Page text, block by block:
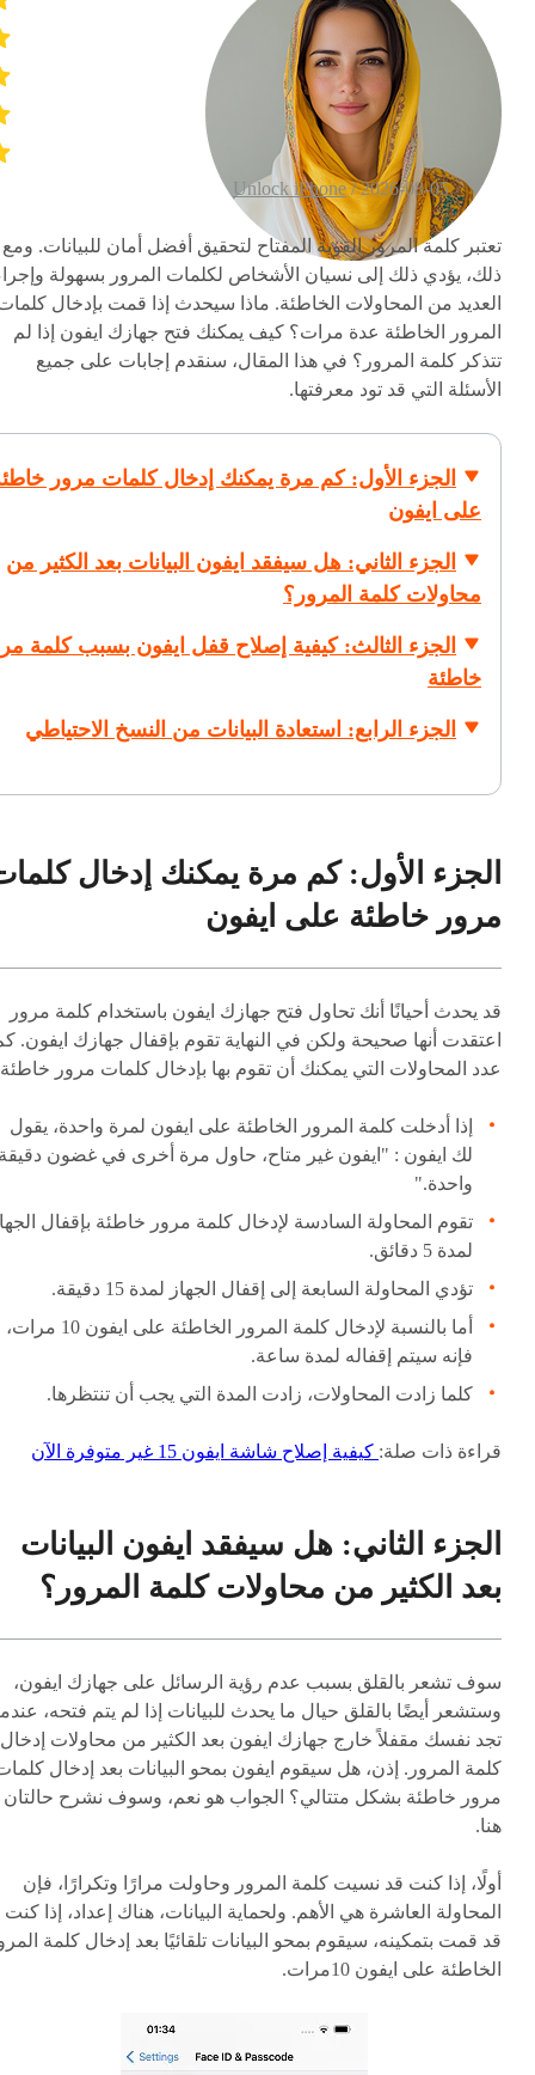
2026-08-05 /
Unlock iPhone
تعتبر كلمة المرور القوية المفتاح لتحقيق أفضل أمان للبيانات. ومع
ذلك، يؤدي ذلك إلى نسيان الأشخاص لكلمات المرور بسهولة
العديد من المحاولات الخاطئة. ماذا سيحدث إذا قمت بإدخال
المرور الخاطئة عدة مرات؟ كيف يمكنك فتح جهازك ايفون إذا لم
تتذكر كلمة المرور؟ في هذا المقال، سنقدم إجابات على جميع
الأسئلة التي قد تود معرفتها.
الجزء الأول: كم مرة يمكنك إدخال كلمات مرور
على ايفون
الجزء الثاني: هل سيفقد ايفون البيانات بعد الكثير من
محاولات كلمة المرور؟
الجزء الثالث: كيفية إصلاح قفل ايفون بسبب كلمة
خاطئة
الجزء الرابع: استعادة البيانات من النسخ الاحتياطي
الجزء الأول: كم مرة يمكنك إدخال
مرور خاطئة على ايفون
قد يحدث أحيانًا أنك تحاول فتح جهازك ايفون باستخدام كلمة مرور
اعتقدت أنها صحيحة ولكن في النهاية تقوم بإقفال جهازك ايفون.
عدد المحاولات التي يمكنك أن تقوم بها بإدخال كلمات مرور
إذا أدخلت كلمة المرور الخاطئة على ايفون لمرة واحدة، يقول
لك ايفون : "ايفون غير متاح، حاول مرة أخرى في غضون
واحدة."
تقوم المحاولة السادسة لإدخال كلمة مرور خاطئة بإقفال
لمدة 5 دقائق.
تؤدي المحاولة السابعة إلى إقفال الجهاز لمدة 15 دقيقة.
أما بالنسبة لإدخال كلمة المرور الخاطئة على ايفون 10 مرات،
فإنه سيتم إقفاله لمدة ساعة.
كلما زادت المحاولات، زادت المدة التي يجب أن تنتظرها.
قراءة ذات صلة: كيفية إصلاح شاشة ايفون 15 غير متوفرة الآن
الجزء الثاني: هل سيفقد ايفون البيانات
بعد الكثير من محاولات كلمة المرور؟
سوف تشعر بالقلق بسبب عدم رؤية الرسائل على جهازك ايفون،
وستشعر أيضًا بالقلق حيال ما يحدث للبيانات إذا لم يتم فتحه،
تجد نفسك مقفلاً خارج جهازك ايفون بعد الكثير من محاولات إدخال
كلمة المرور. إذن، هل سيقوم ايفون بمحو البيانات بعد إدخال
مرور خاطئة بشكل متتالي؟ الجواب هو نعم، وسوف نشرح حالتان
هنا.
أولًا، إذا كنت قد نسيت كلمة المرور وحاولت مرارًا وتكرارًا، فإن
المحاولة العاشرة هي الأهم. ولحماية البيانات، هناك إعداد، إذا كنت
قد قمت بتمكينه، سيقوم بمحو البيانات تلقائيًا بعد إدخال كلمة
الخاطئة على ايفون 10مرات.